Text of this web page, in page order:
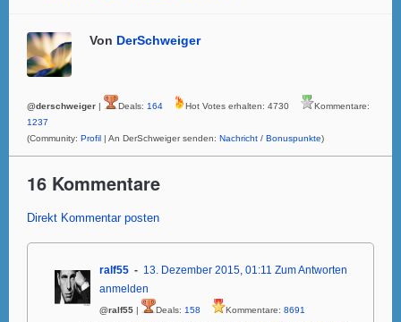
Von DerSchweiger
@derschweiger | Deals: 164 Hot Votes erhalten: 4730
Kommentare:
1237
(Community: Profil | An DerSchweiger senden: Nachricht / Bonuspunkte)
16 Kommentare
Direkt Kommentar posten
ralf55 13. Dezember 2015, 01:11 Zum Antworten
anmelden
@ralf55 | Deals: 158 Kommentare: 8691